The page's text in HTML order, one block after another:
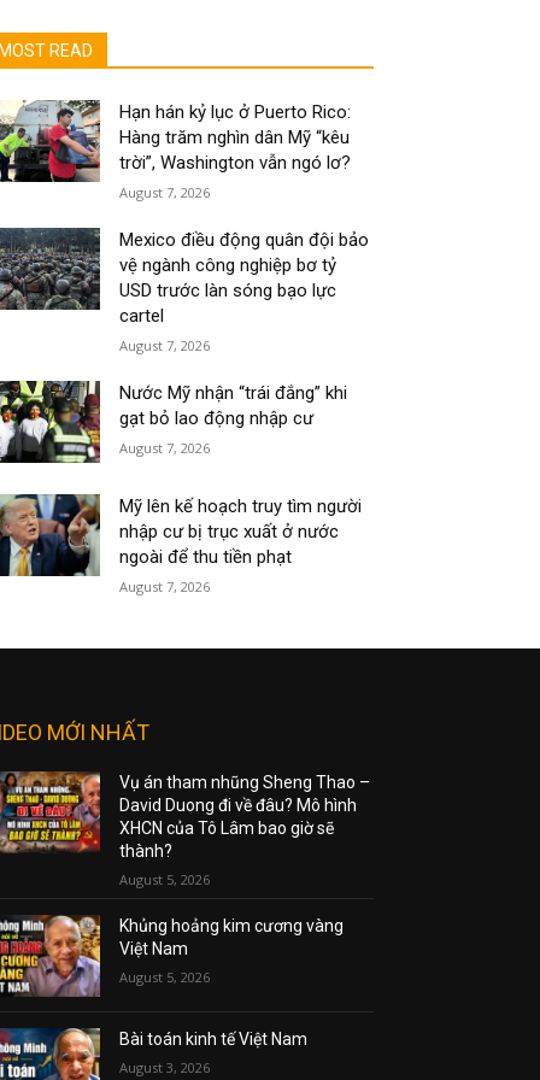
MOST READ
Hạn hán kỷ lục ở Puerto Rico:
Hàng trăm nghìn dân Mỹ “kêu
trời”, Washington vẫn ngó lơ?
August 7, 2026
Mexico điều động quân đội bảo
vệ ngành công nghiệp bơ tỷ
USD trước làn sóng bạo lực
cartel
August 7, 2026
Nước Mỹ nhận “trái đắng” khi
gạt bỏ lao động nhập cư
August 7, 2026
Mỹ lên kế hoạch truy tìm người
nhập cư bị trục xuất ở nước
ngoài để thu tiền phạt
August 7, 2026
MỚI NHẤT
Vụ án tham nhũng Sheng Thao –
David Duong đi về đâu? Mô hình
XHCN của Tô Lâm bao giờ sẽ
thành?
August 5, 2026
Khủng hoảng kim cương vàng
Việt Nam
August 5, 2026
Bài toán kinh tế Việt Nam
August 3, 2026